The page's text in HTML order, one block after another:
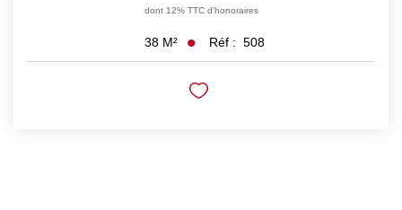
dont 12% TTC d'honoraires
38 M² Réf : 508